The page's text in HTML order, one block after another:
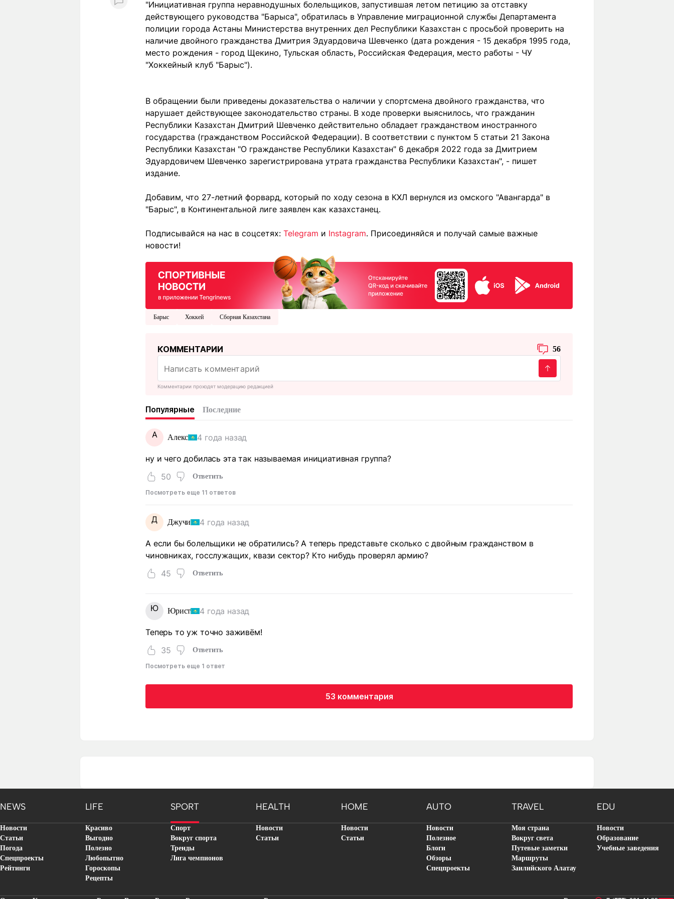
"Инициативная группа неравнодушных болельщиков, запустившая летом петицию за отставку
действующего руководства "Барыса", обратилась в Управление миграционной службы Департамента
полиции города Астаны Министерства внутренних дел Республики Казахстан с просьбой проверить на
наличие двойного гражданства Дмитрия Эдуардовича Шевченко (дата рождения - 15 декабря 1995 года,
место рождения - город Щекино, Тульская область, Российская Федерация, место работы - ЧУ
"Хоккейный клуб "Барыс").
В обращении были приведены доказательства о наличии у спортсмена двойного гражданства, что
нарушает действующее законодательство страны. В ходе проверки выяснилось, что гражданин
Республики Казахстан Дмитрий Шевченко действительно обладает гражданством иностранного
государства (гражданством Российской Федерации). В соответствии с пунктом 5 статьи 21 Закона
Республики Казахстан "О гражданстве Республики Казахстан" 6 декабря 2022 года за Дмитрием
Эдуардовичем Шевченко зарегистрирована утрата гражданства Республики Казахстан", - пишет
издание.
Добавим, что 27-летний форвард, который по ходу сезона в КХЛ вернулся из омского "Авангарда" в
"Барыс", в Континентальной лиге заявлен как казахстанец.
Подписывайся на нас в соцсетях: Telegram и Instagram. Присоединяйся и получай самые важные
новости!
Барыс Хоккей Сборная Казахстана
КОММЕНТАРИИ 56
Комментарии проходят модерацию редакцией
Популярные Последние
А Алекс 4 года назад
ну и чего добилась эта так называемая инициативная группа?
50
Ответить
Посмотреть еще 11 ответов
Д Джучи 4 года назад
А если бы болельщики не обратились? А теперь представьте сколько с двойным гражданством в
чиновниках, госслужащих, квази сектор? Кто нибудь проверял армию?
45
Ответить
Ю Юрист 4 года назад
Теперь то уж точно заживём!
35
Ответить
Посмотреть еще 1 ответ
53 комментария
NEWS LIFE SPORT HEALTH HOME AUTO TRAVEL EDU
Новости
Статьи
Погода
Спецпроекты
Рейтинги
Красиво
Выгодно
Полезно
Любопытно
Гороскопы
Рецепты
Спорт
Вокруг спорта
Тренды
Лига чемпионов
Новости
Статьи
Новости
Статьи
Новости
Полезное
Блоги
Обзоры
Спецпроекты
Моя страна
Вокруг света
Путевые заметки
Маршруты
Заилийского Алатау
Новости
Образование
Учебные заведения